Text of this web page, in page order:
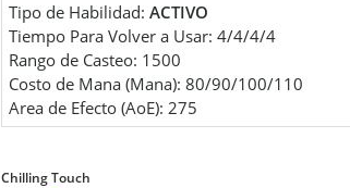
Tipo de Habilidad: ACTIVO
Tiempo Para Volver a Usar: 4/4/4/4
Rango de Casteo: 1500
Costo de Mana (Mana): 80/90/100/110
Area de Efecto (AoE): 275
Chilling Touch